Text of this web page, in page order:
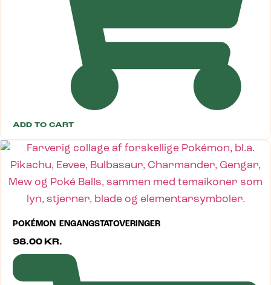
ADD TO CART
POKÉMON ENGANGSTATOVERINGER
98.00 KR.